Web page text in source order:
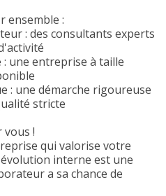
ensemble :
: des consultants experts
une entreprise à taille
: une démarche rigoureuse
stricte
!
qui valorise votre
interne est une
a sa chance de